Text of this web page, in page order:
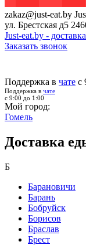
zakaz@just-eat.by
ул. Брестская д5
Just-eat.by -
Заказать звонок
Поддержка в чате с
Поддержка в чате
с 9:00 до 1:00
Мой город:
Гомель
Доставка
Б
Барановичи
Барань
Бобруйск
Борисов
Браслав
Брест